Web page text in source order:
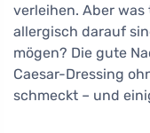
verleihen. Aber was
allergisch darauf
mögen? Die gute
Caesar-Dressing
schmeckt – und